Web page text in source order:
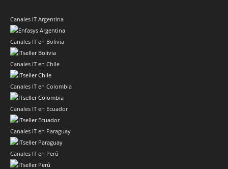
Canales IT Argentina
Canales IT en Bolivia
Canales IT en Chile
Canales IT en Colombia
Canales IT en Ecuador
Canales IT en Paraguay
Canales IT en Perú